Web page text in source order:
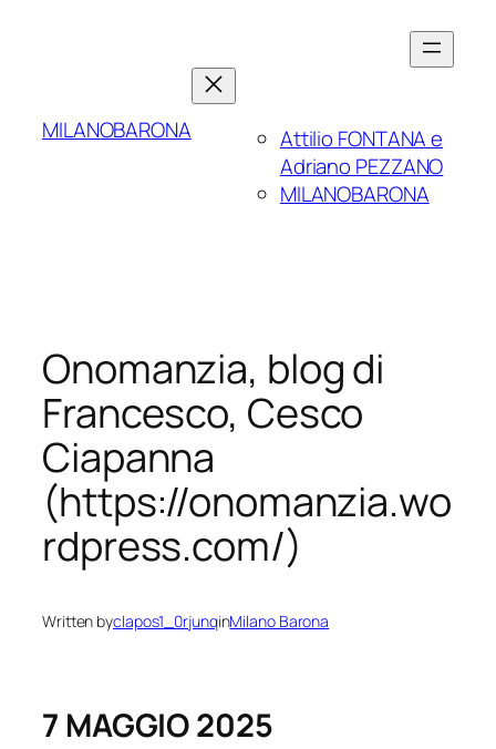
MILANOBARONA
Attilio FONTANA e
Adriano PEZZANO
MILANOBARONA
Onomanzia, blog di
Francesco, Cesco
Ciapanna
(https://onomanzia.wo
rdpress.com/)
Written byclapos1_0rjunqinMilano Barona
7 MAGGIO 2025